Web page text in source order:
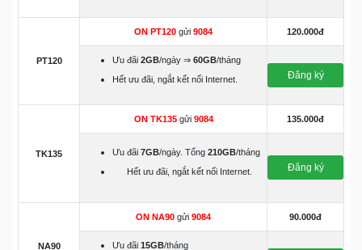
PT120
ON PT120 gửi 9084 120.000đ
Ưu đãi 2GB/ngày ⇒ 60GB/tháng
Hết ưu đãi, ngắt kết nối Internet.
Đăng ký
TK135
ON TK135 gửi 9084 135.000đ
Ưu đãi 7GB/ngày. Tổng 210GB/tháng
Hết ưu đãi, ngắt kết nối Internet.
Đăng ký
NA90
ON NA90 gửi 9084 90.000đ
Ưu đãi 15GB/tháng